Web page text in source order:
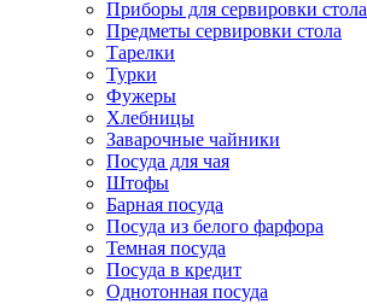
Приборы для сервировки стола
Предметы сервировки стола
Тарелки
Турки
Фужеры
Хлебницы
Заварочные чайники
Посуда для чая
Штофы
Барная посуда
Посуда из белого фарфора
Темная посуда
Посуда в кредит
Однотонная посуда